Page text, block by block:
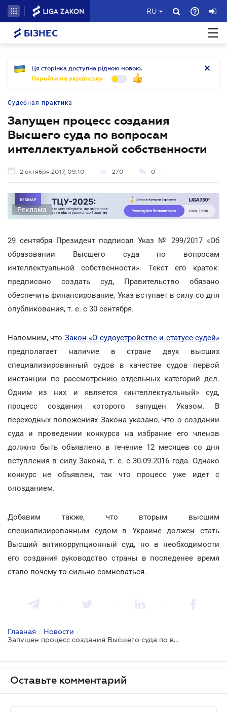
RU
БІЗНЕС
Ця сторінка доступна рідною мовою.
Перейти на українську
Судебная практика
Запущен процесс создания
Высшего суда по вопросам
интеллектуальной собственности
2 октября 2017, 09:10 270 0
Реклама
29 сентября Президент подписал Указ № 299/2017 «Об
образовании Высшего суда по вопросам
интеллектуальной собственности». Текст его краток:
предписано создать суд, Правительство обязано
обеспечить финансирование, Указ вступает в силу со дня
опубликования, т. е. с 30 сентября.
Напомним, что Закон «О судоустройстве и статусе судей»
предполагает наличие в стране двух высших
специализированный судов в качестве судов первой
инстанции по рассмотрению отдельных категорий дел.
Одним из них и является «интеллектуальный» суд,
процесс создания которого запущен Указом. В
переходных положениях Закона указано, что о создании
суда и проведении конкурса на избрание его членов
должно быть объявлено в течение 12 месяцев со дня
вступления в силу Закона, т. е. с 30.09.2016 года. Однако
конкурс не объявлен, так что процесс уже идет с
опозданием.
Добавим также, что вторым высшим
специализированным судом в Украине должен стать
Высший антикоррупционный суд, но в необходимости
его создания руководство страны в последенее время
стало почему-то сильно сомневаться.
Главная / Новости /
Запущен процесс создания Высшего суда по вопросам интеллектуальной собственности
Оставьте комментарий